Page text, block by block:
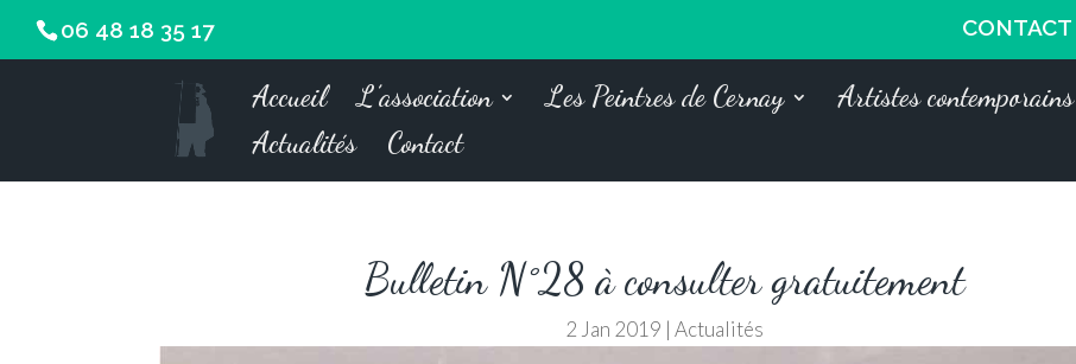
06 48 18 35 17 CONTACT
Accueil L’association Les Peintres de Cernay Artistes contemporains
Actualités
Contact
Bulletin N°28 à consulter gratuitement
2 Jan 2019 |Actualités